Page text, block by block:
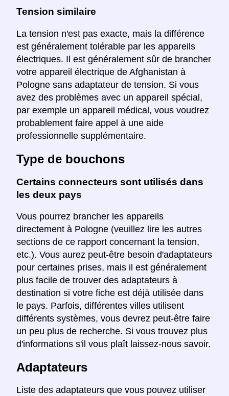
Tension similaire
La tension n'est pas exacte, mais la différence
est généralement tolérable par les appareils
électriques. Il est généralement sûr de brancher
votre appareil électrique de Afghanistan à
Pologne sans adaptateur de tension. Si vous
avez des problèmes avec un appareil spécial,
par exemple un appareil médical, vous voudrez
probablement faire appel à une aide
professionnelle supplémentaire.
Type de bouchons
Certains connecteurs sont utilisés dans
les deux pays
Vous pourrez brancher les appareils
directement à Pologne (veuillez lire les autres
sections de ce rapport concernant la tension,
etc.). Vous aurez peut-être besoin d'adaptateurs
pour certaines prises, mais il est généralement
plus facile de trouver des adaptateurs à
destination si votre fiche est déjà utilisée dans
le pays. Parfois, différentes villes utilisent
différents systèmes, vous devrez peut-être faire
un peu plus de recherche. Si vous trouvez plus
d'informations s'il vous plaît laissez-nous savoir.
Adaptateurs
Liste des adaptateurs que vous pouvez utiliser